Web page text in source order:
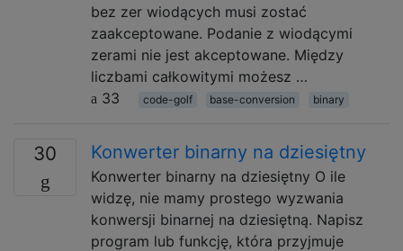
bez zer wiodących musi zostać
zaakceptowane. Podanie z wiodącymi
zerami nie jest akceptowane. Między
liczbami całkowitymi możesz …
33
code-golf base-conversion binary
30 Konwerter binarny na dziesiętny
Konwerter binarny na dziesiętny O ile
widzę, nie mamy prostego wyzwania
konwersji binarnej na dziesiętną. Napisz
program lub funkcję, która przyjmuje